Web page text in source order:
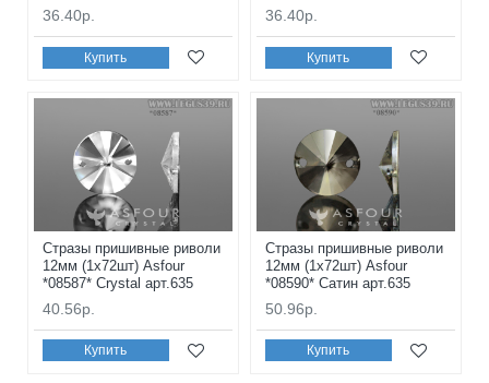
36.40р.
Купить
36.40р.
Купить
Стразы пришивные риволи
12мм (1x72шт) Asfour
*08587* Crystal арт.635
40.56р.
Купить
Стразы пришивные риволи
12мм (1x72шт) Asfour
*08590* Сатин арт.635
50.96р.
Купить